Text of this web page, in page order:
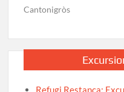
Cantonigròs
Refugi Restanca: